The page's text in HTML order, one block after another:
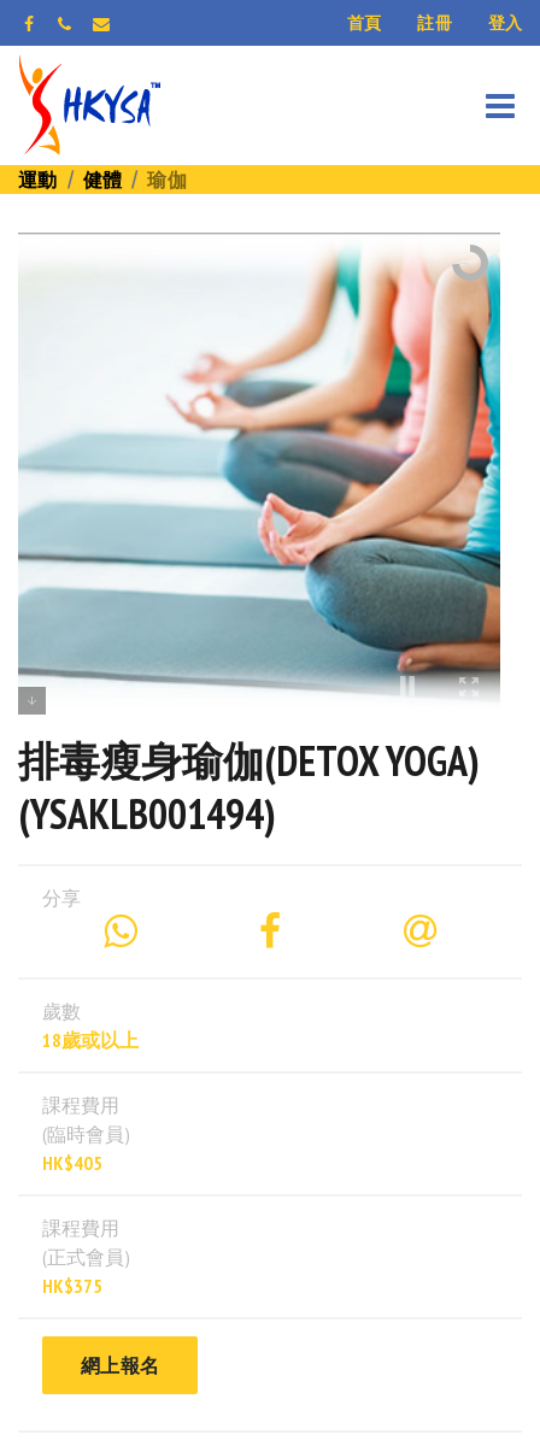
首頁 註冊 登入
運動 健體 瑜伽
排毒瘦身瑜伽(DETOX YOGA)
(YSAKLB001494)
分享
歲數
18歲或以上
課程費用
(臨時會員)
HK$405
課程費用
(正式會員)
HK$375
網上報名